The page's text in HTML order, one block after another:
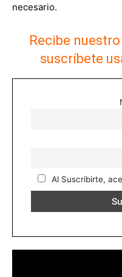
necesario.
Recibe
suscríbete
Al Suscribirte,